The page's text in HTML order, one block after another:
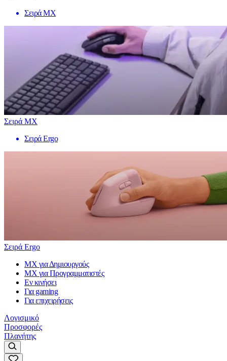
Σειρά MX
Σειρά MX
Σειρά Ergo
Σειρά Ergo
MX για Δημιουργούς
MX για Προγραμματιστές
Εν κινήσει
Για gaming
Για επιχειρήσεις
Λογισμικό
Προσφορές
Πλανήτης